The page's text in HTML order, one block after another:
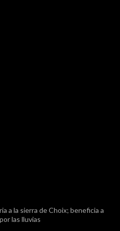
a la sierra de Choix; beneficia a
las lluvias